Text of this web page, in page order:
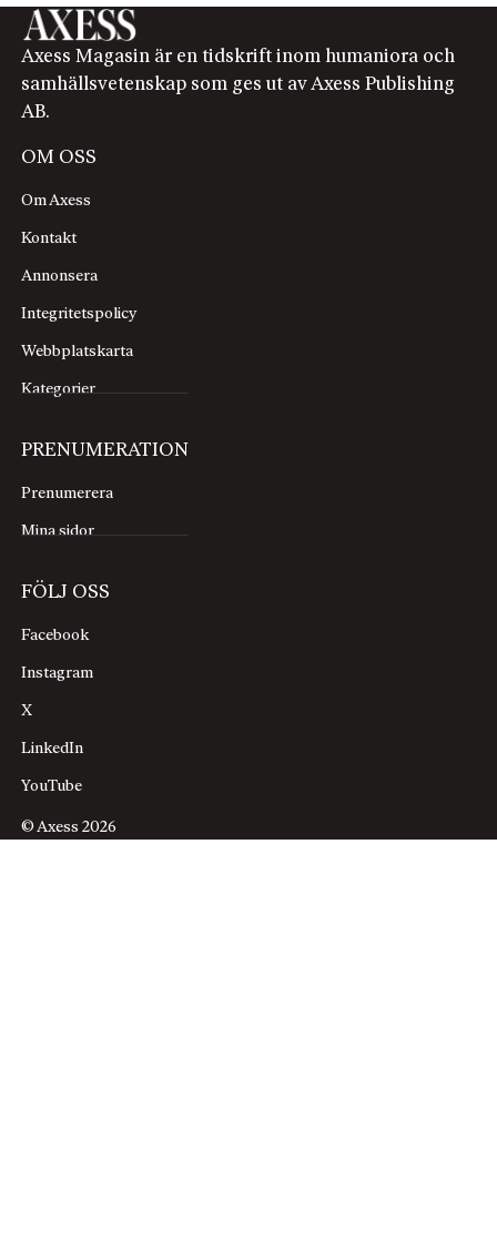
Axess Magasin är en tidskrift inom humaniora och
samhällsvetenskap som ges ut av Axess Publishing
AB.
OM OSS
Om Axess
Kontakt
Annonsera
Integritetspolicy
Webbplatskarta
Kategorier
PRENUMERATION
Prenumerera
Mina sidor
FÖLJ OSS
Facebook
Instagram
X
LinkedIn
YouTube
© Axess 2026